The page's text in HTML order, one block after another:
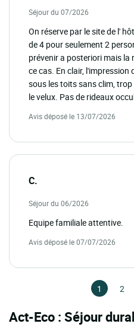
Séjour du 07/2026
On réserve par le site de l'
de 4 pour seulement 2
prévenir a posteriori mais
ce cas. En clair,
sous les toits sans clim,
le velux. Pas de rideaux
Avis déposé le 13/07/2026
C.
Séjour du 06/2026
Equipe familiale attentive.
Avis déposé le 07/07/2026
1 2
Act-Eco : Séjour